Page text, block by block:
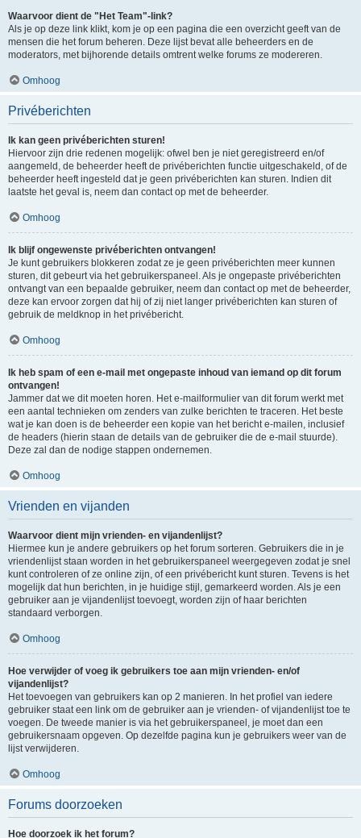
Waarvoor dient de "Het Team"-link?
Als je op deze link klikt, kom je op een pagina die een overzicht geeft van de
mensen die het forum beheren. Deze lijst bevat alle beheerders en de
moderators, met bijhorende details omtrent welke forums ze modereren.
Omhoog
Privéberichten
Ik kan geen privéberichten sturen!
Hiervoor zijn drie redenen mogelijk: ofwel ben je niet geregistreerd en/of
aangemeld, de beheerder heeft de privéberichten functie uitgeschakeld, of de
beheerder heeft ingesteld dat je geen privéberichten kan sturen. Indien dit
laatste het geval is, neem dan contact op met de beheerder.
Omhoog
Ik blijf ongewenste privéberichten ontvangen!
Je kunt gebruikers blokkeren zodat ze je geen privéberichten meer kunnen
sturen, dit gebeurt via het gebruikerspaneel. Als je ongepaste privéberichten
ontvangt van een bepaalde gebruiker, neem dan contact op met de beheerder,
deze kan ervoor zorgen dat hij of zij niet langer privéberichten kan sturen of
gebruik de meldknop in het privébericht.
Omhoog
Ik heb spam of een e-mail met ongepaste inhoud van iemand op dit forum
ontvangen!
Jammer dat we dit moeten horen. Het e-mailformulier van dit forum werkt met
een aantal technieken om zenders van zulke berichten te traceren. Het beste
wat je kan doen is de beheerder een kopie van het bericht e-mailen, inclusief
de headers (hierin staan de details van de gebruiker die de e-mail stuurde).
Deze zal dan de nodige stappen ondernemen.
Omhoog
Vrienden en vijanden
Waarvoor dient mijn vrienden- en vijandenlijst?
Hiermee kun je andere gebruikers op het forum sorteren. Gebruikers die in je
vriendenlijst staan worden in het gebruikerspaneel weergegeven zodat je snel
kunt controleren of ze online zijn, of een privébericht kunt sturen. Tevens is het
mogelijk dat hun berichten, in je huidige stijl, gemarkeerd worden. Als je een
gebruiker aan je vijandenlijst toevoegt, worden zijn of haar berichten
standaard verborgen.
Omhoog
Hoe verwijder of voeg ik gebruikers toe aan mijn vrienden- en/of
vijandenlijst?
Het toevoegen van gebruikers kan op 2 manieren. In het profiel van iedere
gebruiker staat een link om de gebruiker aan je vrienden- of vijandenlijst toe te
voegen. De tweede manier is via het gebruikerspaneel, je moet dan een
gebruikersnaam opgeven. Op dezelfde pagina kun je gebruikers weer van de
lijst verwijderen.
Omhoog
Forums doorzoeken
Hoe doorzoek ik het forum?